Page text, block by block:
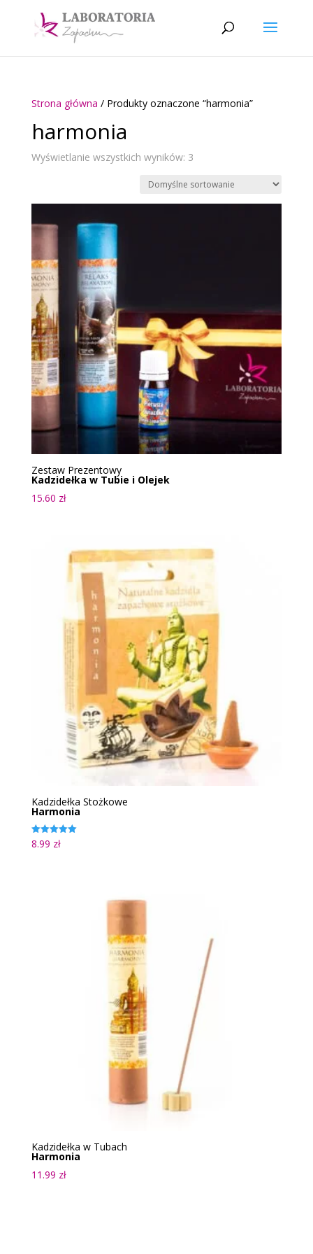
Strona główna / Produkty oznaczone “harmonia”
harmonia
Wyświetlanie wszystkich wyników: 3
Zestaw Prezentowy
Kadzidełka w Tubie i Olejek
15.60 zł
Kadzidełka Stożkowe
Harmonia
Oceniono
5.00
8.99 zł
Kadzidełka w Tubach
Harmonia
11.99 zł